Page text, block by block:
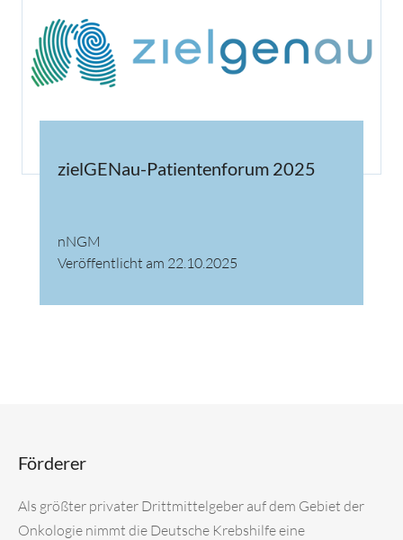
zielGENau-Patientenforum 2025
nNGM
Veröffentlicht am 22.10.2025
Förderer
Als größter privater Drittmittelgeber auf dem Gebiet der
Onkologie nimmt die Deutsche Krebshilfe eine